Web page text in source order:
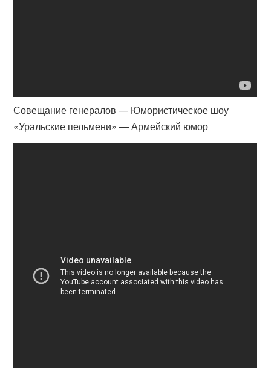
Совещание генералов — Юмористическое шоу
«Уральские пельмени» — Армейский юмор